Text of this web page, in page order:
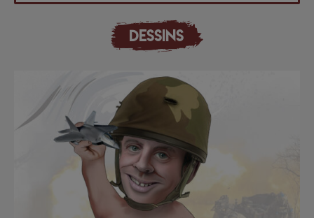
DESSINS